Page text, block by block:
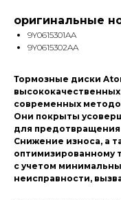
оригинальные
9Y0615301AA
9Y0615302AA
Тормозные диски
современных
Они покрыты
для
Снижение износа, а
оптимизированному
с учетом
неисправности,